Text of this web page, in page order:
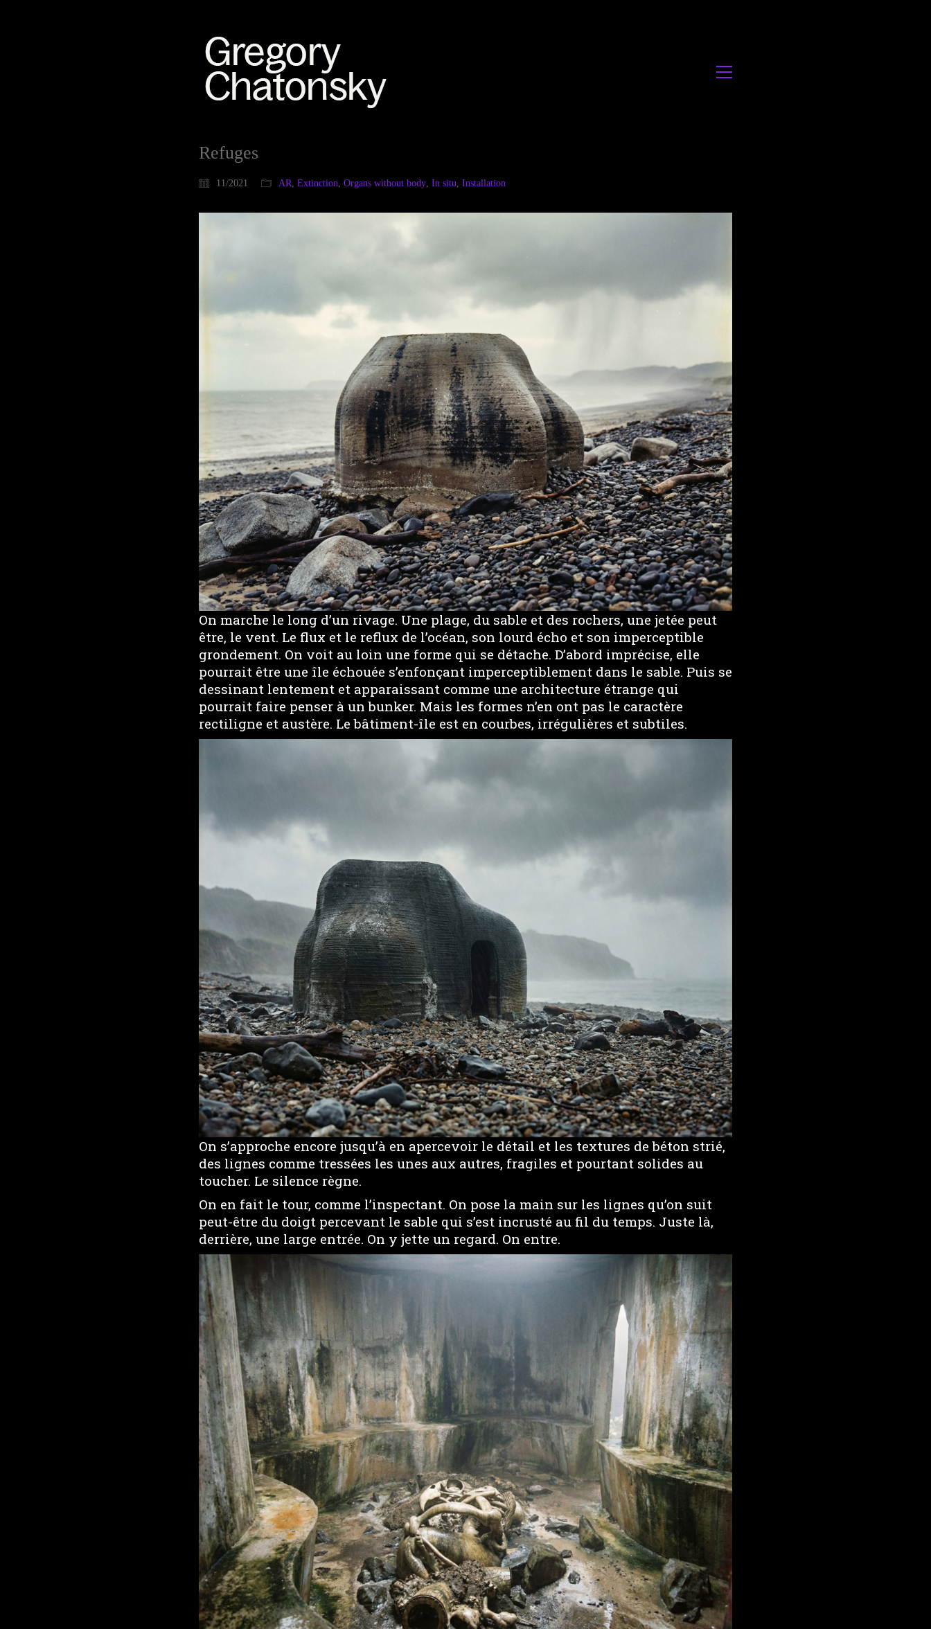
Refuges
11/2021 AR, Extinction, Organs without body, In situ, Installation
On marche le long d’un rivage. Une plage, du sable et des rochers, une jetée peut
être, le vent. Le flux et le reflux de l’océan, son lourd écho et son imperceptible
grondement. On voit au loin une forme qui se détache. D’abord imprécise, elle
pourrait être une île échouée s’enfonçant imperceptiblement dans le sable. Puis se
dessinant lentement et apparaissant comme une architecture étrange qui
pourrait faire penser à un bunker. Mais les formes n’en ont pas le caractère
rectiligne et austère. Le bâtiment-île est en courbes, irrégulières et subtiles.
On s’approche encore jusqu’à en apercevoir le détail et les textures de béton strié,
des lignes comme tressées les unes aux autres, fragiles et pourtant solides au
toucher. Le silence règne.
On en fait le tour, comme l’inspectant. On pose la main sur les lignes qu’on suit
peut-être du doigt percevant le sable qui s’est incrusté au fil du temps. Juste là,
derrière, une large entrée. On y jette un regard. On entre.